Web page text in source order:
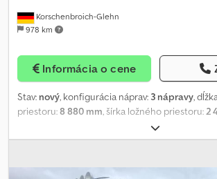
Korschenbroich-Glehn
978 km
Informácia o cene
Stav: nový, konfigurácia náprav: 3 nápravy,
priestoru:8 880 mm , šírka ložného priestoru: 2
, objem
m³, Výbava:ABS, Kiprový návěs, ALUMINIOVÝ
agregáty Jost 22,5" / terénní provedení, 3x9
odpružením, 1. náprava zvedací s rozjezdovou